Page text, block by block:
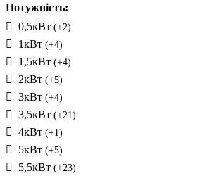
Потужність:
0,5кВт (+2)
1кВт (+4)
1,5кВт (+4)
2кВт (+5)
3кВт (+4)
3,5кВт (+21)
4кВт (+1)
5кВт (+5)
5,5кВт (+23)